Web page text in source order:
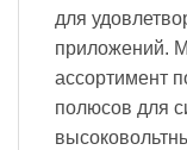
для
приложений.
ассортимент
полюсов для